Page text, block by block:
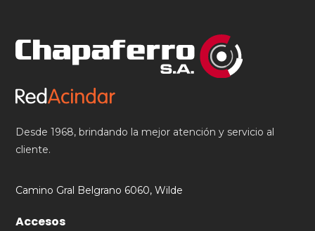
Desde 1968, brindando la mejor atención y servicio al
cliente.
Camino Gral Belgrano 6060, Wilde
Accesos